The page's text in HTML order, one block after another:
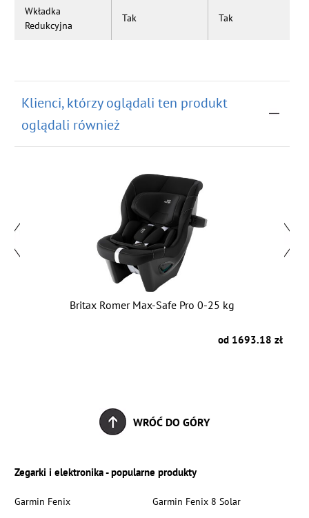
Wkładka
Redukcyjna
Tak Tak
Klienci, którzy oglądali ten produkt
oglądali również
Britax Romer Max-Safe Pro 0-25 kg
od 1693.18 zł
WRÓĆ DO GÓRY
Zegarki i elektronika - popularne produkty
Garmin Fenix
Garmin Fenix 8 Solar